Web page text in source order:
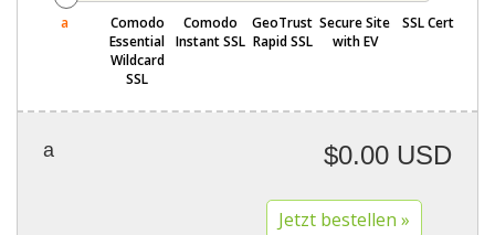
a
Comodo
Essential
Wildcard
SSL
Comodo
Instant SSL
GeoTrust
Rapid SSL
Secure Site
with EV
SSL Cert
a $0.00 USD